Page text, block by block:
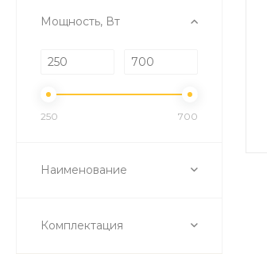
Мощность, Вт
250 700
Наименование
Комплектация